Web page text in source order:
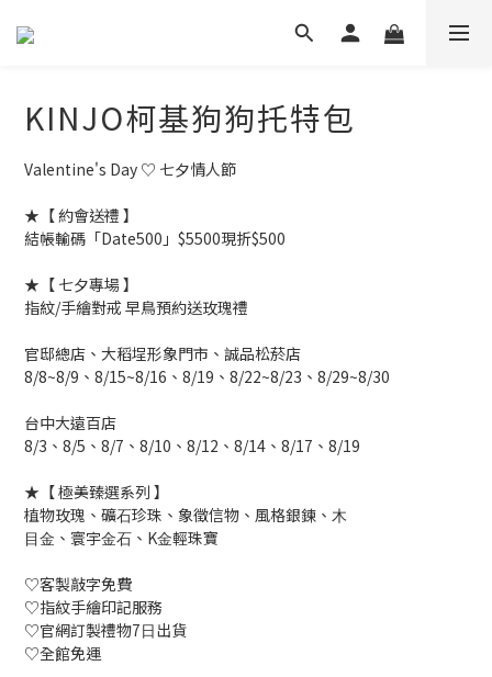
KINJO柯基狗狗托特包
Valentine's Day ♡ 七夕情人節
★【 約會送禮 】
結帳輸碼「Date500」$5500現折$500
★【 七夕專場 】
指紋/手繪對戒 早鳥預約送玫瑰禮
官邸總店、大稻埕形象門市、誠品松菸店
8/8~8/9、8/15~8/16、8/19、8/22~8/23、8/29~8/30
台中大遠百店
8/3、8/5、8/7、8/10、8/12、8/14、8/17、8/19
★【 極美臻選系列 】
植物玫瑰、礦⽯珍珠、象徵信物、風格銀鍊、⽊
⽬⾦、寰宇⾦⽯、K⾦輕珠寶
♡客製敲字免費
♡指紋⼿繪印記服務
♡官網訂製禮物7⽇出貨
♡全館免運